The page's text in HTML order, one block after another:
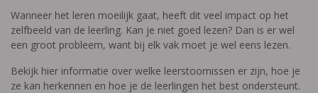
Wanneer het leren moeilijk gaat, heeft dit veel impact op het
zelfbeeld van de leerling. Kan je niet goed lezen? Dan is er wel
een groot probleem, want bij elk vak moet je wel eens lezen.
Bekijk hier informatie over welke leerstoornissen er zijn, hoe je
ze kan herkennen en hoe je de leerlingen het best ondersteunt.